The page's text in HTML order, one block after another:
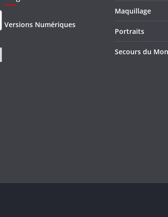
Versions Numériques
Maquillage
Portraits
Secours du